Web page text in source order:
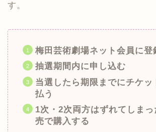
す。
梅田芸術劇場ネット会員に登
抽選期間内に申し込む
当選したら期限までにチケッ
払う
1次・2次両方はずれてしま
売で購入する